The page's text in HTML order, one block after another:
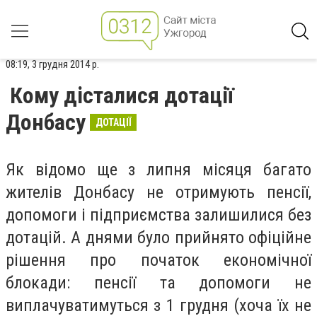
08:19, 3 грудня 2014 р.
Кому дісталися дотації
Донбасу
ДОТАЦІЇ
Як відомо ще з липня місяця багато
жителів Донбасу не отримують пенсії,
допомоги і підприємства залишилися без
дотацій. А днями було прийнято офіційне
рішення про початок економічної
блокади: пенсії та допомоги не
виплачуватимуться з 1 грудня (хоча їх не